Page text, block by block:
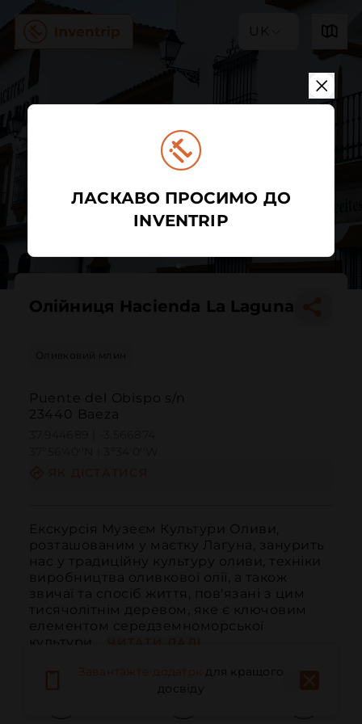
UK
Олійниця Hacienda La Laguna
Оливковий млин
Puente del Obispo s/n
23440 Baeza
Екскурсія Музеєм Культури Оливи,
розташованим у маєтку Лагуна, занурить
нас у традиційну культуру оливи, техніки
виробництва оливкової олії, а також
звичаї та спосіб життя, пов'язані з цим
тисячолітнім деревом, яке є ключовим
елементом середземноморської
культури....
для кращого
досвіду
ЛАСКАВО ПРОСИМО ДО
INVENTRIP